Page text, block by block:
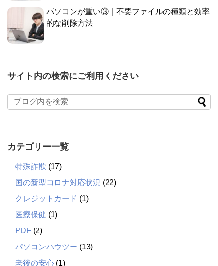
パソコンが重い③｜不要ファイルの種類と効率
的な削除方法
サイト内の検索にご利用ください
カテゴリー一覧
特殊詐欺 (17)
国の新型コロナ対応状況 (22)
クレジットカード (1)
医療保健 (1)
PDF (2)
パソコンハウツー (13)
老後の安心 (1)